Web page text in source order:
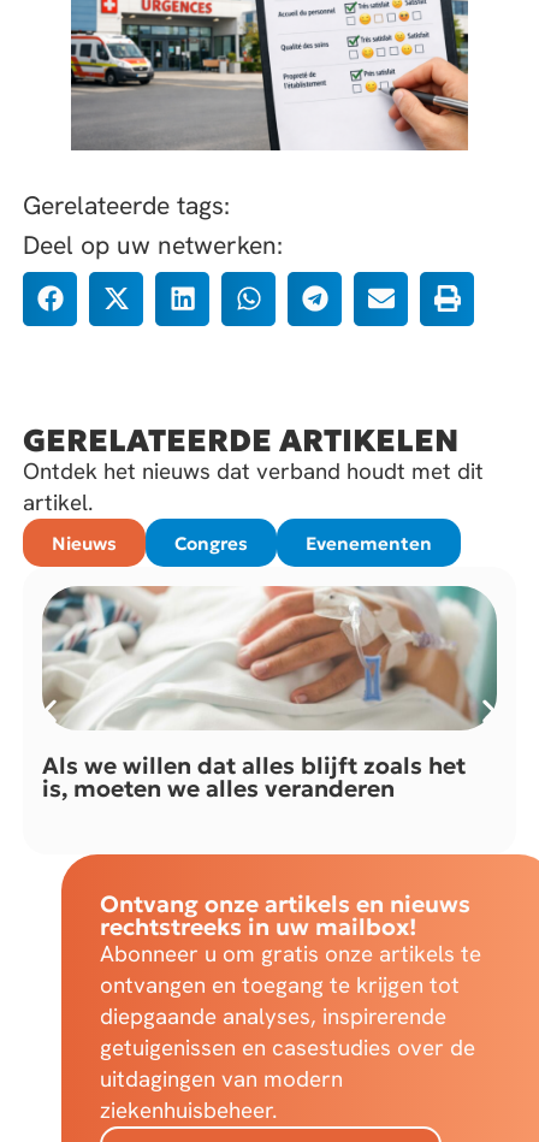
Gerelateerde tags:
Deel op uw netwerken:
GERELATEERDE ARTIKELEN
Ontdek het nieuws dat verband houdt met dit
artikel.
Nieuws Congres Evenementen
Als we willen dat alles blijft zoals het
is, moeten we alles veranderen
Ontvang onze artikels en nieuws
rechtstreeks in uw mailbox!
Abonneer u om gratis onze artikels te
ontvangen en toegang te krijgen tot
diepgaande analyses, inspirerende
getuigenissen en casestudies over de
uitdagingen van modern
ziekenhuisbeheer.